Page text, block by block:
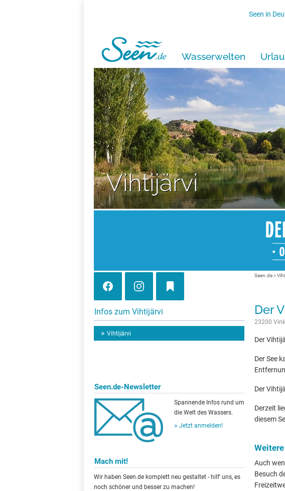
Seen in
Wasserwelten
Vihtijärvi
Infos zum Vihtijärvi
Vihtijärvi
Seen.de-Newsletter
Spannende Infos rund um
die Welt des Wassers.
Jetzt anmelden!
Mach mit!
Wir haben Seen.de komplett neu gestaltet - hilf' uns, es
noch schöner und besser zu machen!
Seen.de»
Der
23200
Der
Der See
Der
Derzeit
diesem
Auch
Besuch